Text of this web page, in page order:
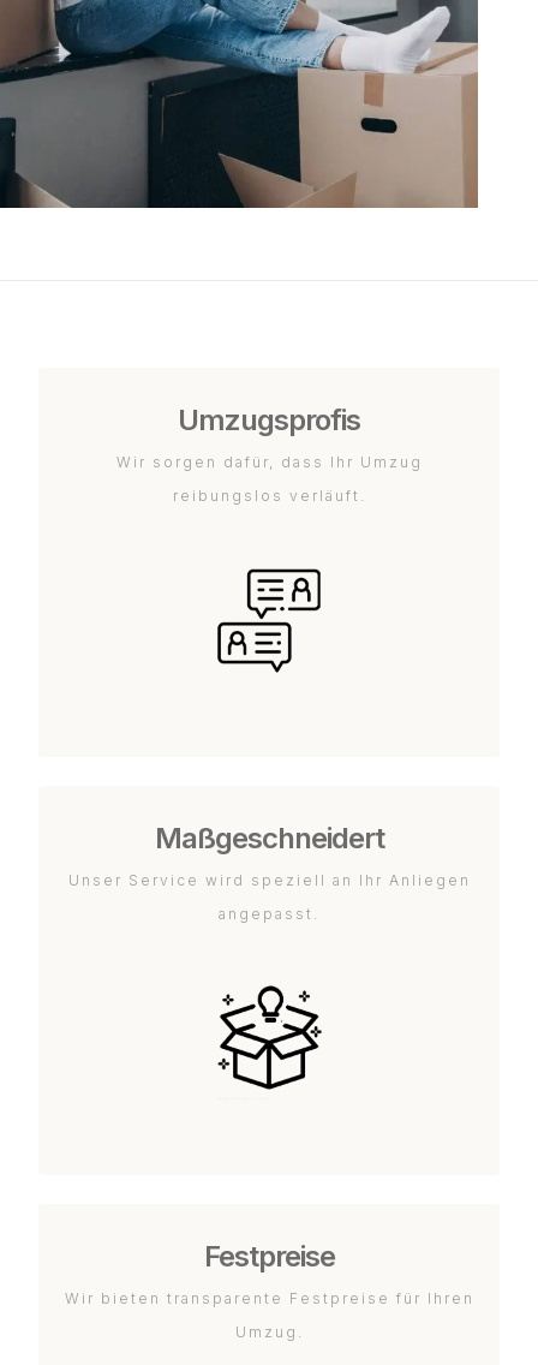
Umzugsprofis
Wir sorgen dafür, dass Ihr Umzug
reibungslos verläuft.
Maßgeschneidert
Unser Service wird speziell an Ihr Anliegen
angepasst.
Festpreise
Wir bieten transparente Festpreise für Ihren
Umzug.